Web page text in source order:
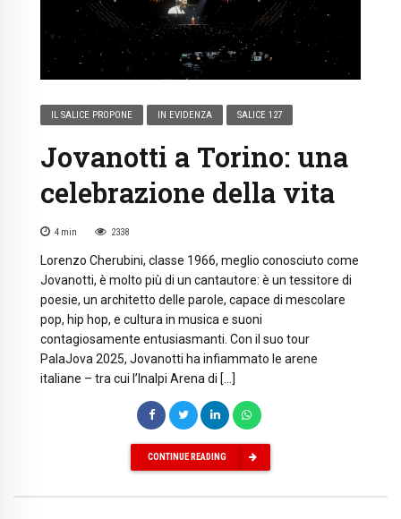
IL SALICE PROPONE IN EVIDENZA SALICE 127
Jovanotti a Torino: una
celebrazione della vita
4 min 2338
Lorenzo Cherubini, classe 1966, meglio conosciuto come
Jovanotti, è molto più di un cantautore: è un tessitore di
poesie, un architetto delle parole, capace di mescolare
pop, hip hop, e cultura in musica e suoni
contagiosamente entusiasmanti. Con il suo tour
PalaJova 2025, Jovanotti ha infiammato le arene
italiane – tra cui l’Inalpi Arena di […]
CONTINUE READING